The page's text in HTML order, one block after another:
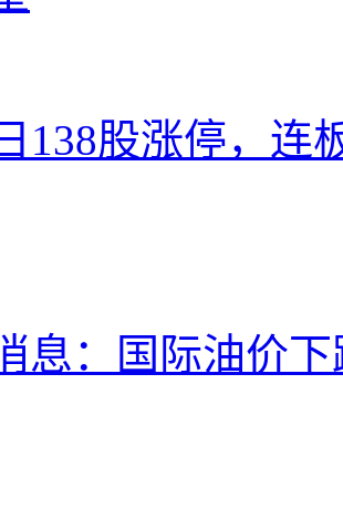
138股涨停，连
息：国际油价